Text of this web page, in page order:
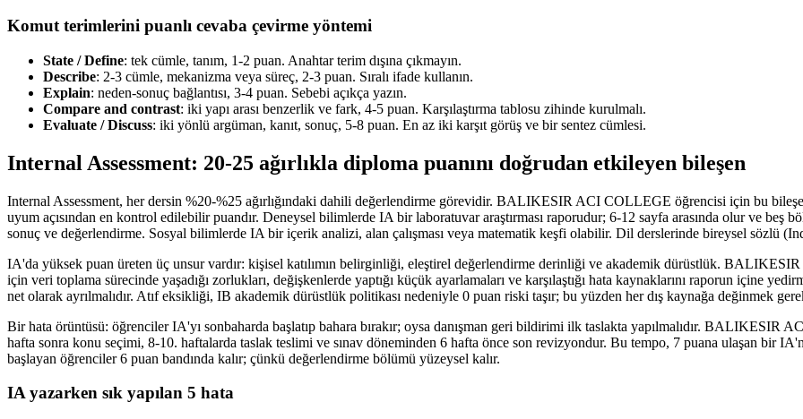
Komut terimlerini puanlı cevaba çevirme yöntemi
State / Define: tek cümle, tanım, 1-2 puan. Anahtar terim dışına çıkmayın.
Describe: 2-3 cümle, mekanizma veya süreç, 2-3 puan. Sıralı ifade kullanın.
Explain: neden-sonuç bağlantısı, 3-4 puan. Sebebi açıkça yazın.
Compare and contrast: iki yapı arası benzerlik ve fark, 4-5 puan. Karşılaştırma tablosu zihinde kurulmalı.
Evaluate / Discuss: iki yönlü argüman, kanıt, sonuç, 5-8 puan. En az iki karşıt görüş ve bir sentez cümlesi.
Internal Assessment: 20-25 ağırlıkla diploma puanını doğrudan etkileyen bileşen
Internal Assessment, her dersin %20-%25 ağırlığındaki dahili değerlendirme görevidir. BALIKESIR ACI COLLEGE öğrencisi için bu
uyum açısından en kontrol edilebilir puandır. Deneysel bilimlerde IA bir laboratuvar araştırması raporudur; 6-12 sayfa arasında olur ve beş
sonuç ve değerlendirme. Sosyal bilimlerde IA bir içerik analizi, alan çalışması veya matematik keşfi olabilir. Dil derslerinde bireysel sözlü
IA'da yüksek puan üreten üç unsur vardır: kişisel katılımın belirginliği, eleştirel değerlendirme derinliği ve akademik dürüstlük.
için veri toplama sürecinde yaşadığı zorlukları, değişkenlerde yaptığı küçük ayarlamaları ve karşılaştığı hata kaynaklarını raporun içine
net olarak ayrılmalıdır. Atıf eksikliği, IB akademik dürüstlük politikası nedeniyle 0 puan riski taşır; bu yüzden her dış kaynağa değinmek
Bir hata örüntüsü: öğrenciler IA'yı sonbaharda başlatıp bahara bırakır; oysa danışman geri bildirimi ilk taslakta yapılmalıdır. BALIKESIR
hafta sonra konu seçimi, 8-10. haftalarda taslak teslimi ve sınav döneminden 6 hafta önce son revizyondur. Bu tempo, 7 puana ulaşan bir
başlayan öğrenciler 6 puan bandında kalır; çünkü değerlendirme bölümü yüzeysel kalır.
IA yazarken sık yapılan 5 hata